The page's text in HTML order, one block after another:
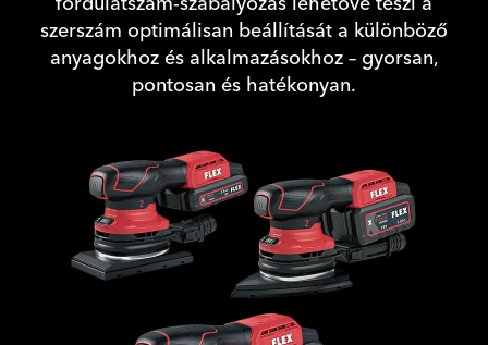
szerszám optimálisan beállítását a különböző
anyagokhoz és alkalmazásokhoz – gyorsan,
pontosan és hatékonyan.